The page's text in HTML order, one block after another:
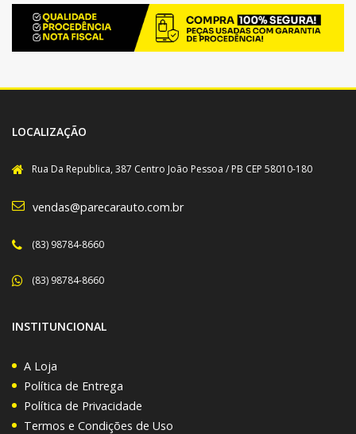
LOCALIZAÇÃO
Rua Da Republica, 387 Centro João Pessoa / PB CEP 58010-180
vendas@parecarauto.com.br
(83) 98784-8660
(83) 98784-8660
INSTITUNCIONAL
A Loja
Política de Entrega
Política de Privacidade
Termos e Condições de Uso